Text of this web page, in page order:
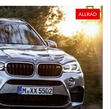
ALLRAD